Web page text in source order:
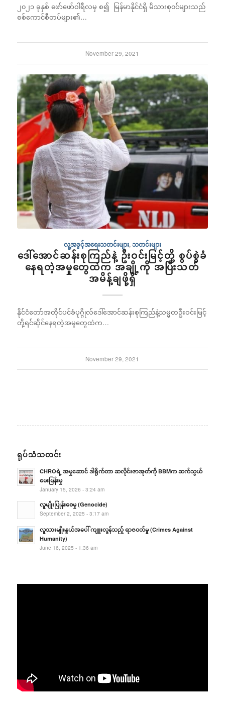
၂၀၂၁ ခုနှစ် ဖော်ဖော်ဝါရီလမှ စ၍ မြန်မာနိုင်ငံရှိ မိသားစု၀င်များသည်
စစ်ကောင်စီတပ်များ၏…
November 29, 2021
လူ့အခွင့်အရေးသတင်းများ,သတင်းများ
ဒေါ်အောင်ဆန်းစုကြည်နဲ့ ဦးဝင်းမြင့်တို့ စွပ်စွဲခံ
နေရတဲ့အမှုတွေထဲက အချို့ကို အပြီးသတ်
အမိန့်ချဖို့ရှိ
နိုင်ငံတော်အတိုင်ပင်ခံပုဂ္ဂိုလ်ဒေါ်အောင်ဆန်းစုကြည်နဲ့သမ္မတဦးဝင်းမြင့်
တို့ရင်ဆိုင်နေရတဲ့အမှုတွေထဲက…
November 29, 2021
ရုပ်သံသတင်း
CHROရဲ့ အမှုဆောင် ဒါရိုက်တာ ဆလိုင်းဇာအုတ်ကို BBMက ဆက်သွယ်
မေးမြန်းမှု
January 15, 2026 - 3:24 am
လူမျိုးပြုန်းစေမှု (Genocide)
September 2, 2025 - 3:17 am
လူသားမျိုးနွယ်အပေါ် ကျူးလွန်သည့် ရာဇဝတ်မှု (Crimes Against
Humanity)
June 16, 2025 - 1:36 am